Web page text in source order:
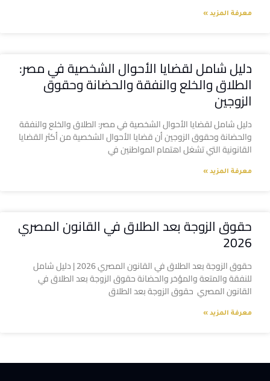
معرفة المزيد »
دليل شامل لقضايا الأحوال الشخصية في مصر:
الطلاق والخلع والنفقة والحضانة وحقوق
الزوجين
دليل شامل لقضايا الأحوال الشخصية في مصر: الطلاق والخلع والنفقة
والحضانة وحقوق الزوجين أن قضايا الأحوال الشخصية من أكثر القضايا
القانونية التي تشغل اهتمام المواطنين في
معرفة المزيد »
حقوق الزوجة بعد الطلاق في القانون المصري
2026
حقوق الزوجة بعد الطلاق في القانون المصري 2026 | دليل شامل
للنفقة والمتعة والمؤخر والحضانة حقوق الزوجة بعد الطلاق في
القانون المصري حقوق الزوجة بعد الطلاق
معرفة المزيد »